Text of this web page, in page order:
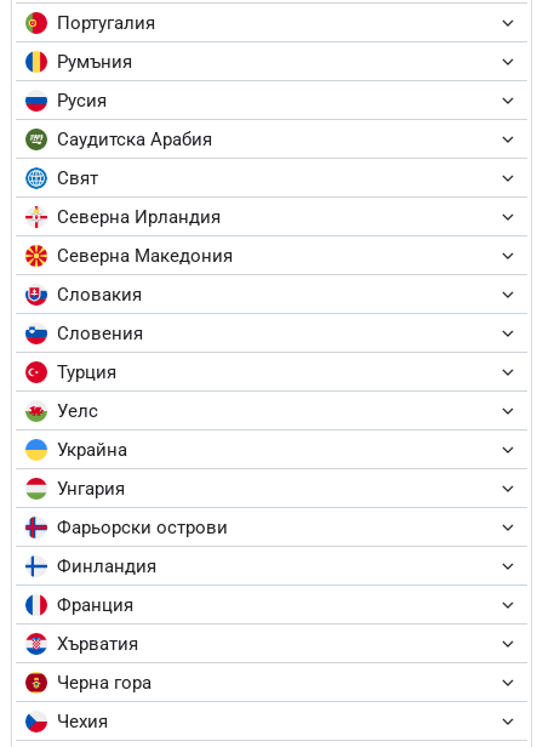
Португалия
Румъния
Русия
Саудитска Арабия
Свят
Северна Ирландия
Северна Македония
Словакия
Словения
Турция
Уелс
Украйна
Унгария
Фарьорски острови
Финландия
Франция
Хърватия
Черна гора
Чехия